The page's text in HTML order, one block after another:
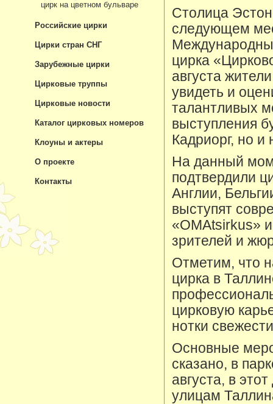
Столица
следующем
цирка
августа
увидеть и
талантливых
выступления
Кадриорг, но и
На данный
подтвердили
Англии,
выступят
«OMAtsirkus»
зрителей и
Отметим, что
цирка в
цирковую
нотки
Основные
сказано, в
августа, в
улицам
цирк на цветном бульваре
Российские цирки
Цирки стран СНГ
Зарубежные цирки
Цирковые труппы
Цирковые новости
Каталог цирковых номеров
Клоуны и актеры
О проекте
Контакты